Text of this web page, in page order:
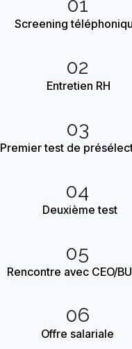
01
Screening
02
Entretien RH
03
Premier test de
04
Deuxième test
05
Rencontre avec CEO/
06
Offre salariale